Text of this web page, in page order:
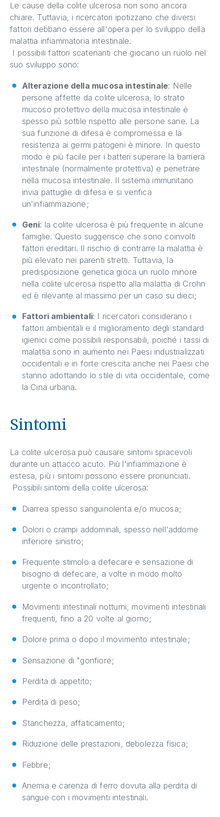
Le cause della colite ulcerosa non sono ancora
chiare. Tuttavia, i ricercatori ipotizzano che diversi
fattori debbano essere all'opera per lo sviluppo della
malattia infiammatoria intestinale.
I possibili fattori scatenanti che giocano un ruolo nel
suo sviluppo sono:
Alterazione della mucosa intestinale: Nelle
persone affette da colite ulcerosa, lo strato
mucoso protettivo della mucosa intestinale è
spesso più sottile rispetto alle persone sane. La
sua funzione di difesa è compromessa e la
resistenza ai germi patogeni è minore. In questo
modo è più facile per i batteri superare la barriera
intestinale (normalmente protettiva) e penetrare
nella mucosa intestinale. Il sistema immunitario
invia pattuglie di difesa e si verifica
un'infiammazione;
Geni: la colite ulcerosa è più frequente in alcune
famiglie. Questo suggerisce che sono coinvolti
fattori ereditari. Il rischio di contrarre la malattia è
più elevato nei parenti stretti. Tuttavia, la
predisposizione genetica gioca un ruolo minore
nella colite ulcerosa rispetto alla malattia di Crohn
ed è rilevante al massimo per un caso su dieci;
Fattori ambientali: I ricercatori considerano i
fattori ambientali e il miglioramento degli standard
igienici come possibili responsabili, poiché i tassi di
malattia sono in aumento nei Paesi industrializzati
occidentali e in forte crescita anche nei Paesi che
stanno adottando lo stile di vita occidentale, come
la Cina urbana.
Sintomi
La colite ulcerosa può causare sintomi spiacevoli
durante un attacco acuto. Più l'infiammazione è
estesa, più i sintomi possono essere pronunciati.
Possibili sintomi della colite ulcerosa:
Diarrea spesso sanguinolenta e/o mucosa;
Dolori o crampi addominali, spesso nell'addome
inferiore sinistro;
Frequente stimolo a defecare e sensazione di
bisogno di defecare, a volte in modo molto
urgente o incontrollato;
Movimenti intestinali notturni, movimenti intestinali
frequenti, fino a 20 volte al giorno;
Dolore prima o dopo il movimento intestinale;
Sensazione di "gonfiore;
Perdita di appetito;
Perdita di peso;
Stanchezza, affaticamento;
Riduzione delle prestazioni, debolezza fisica;
Febbre;
Anemia e carenza di ferro dovuta alla perdita di
sangue con i movimenti intestinali.